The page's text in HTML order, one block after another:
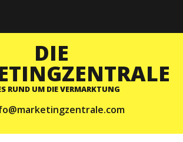
DIE
RUND UM DIE VERMARKTUNG